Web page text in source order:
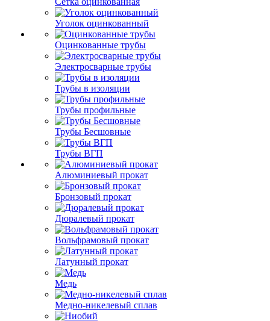
Уголок оцинкованный
Оцинкованные трубы
Электросварные трубы
Трубы в изоляции
Трубы профильные
Трубы Бесшовные
Трубы ВГП
Алюминиевый прокат
Бронзовый прокат
Дюралевый прокат
Вольфрамовый прокат
Латунный прокат
Медь
Медно-никелевый сплав